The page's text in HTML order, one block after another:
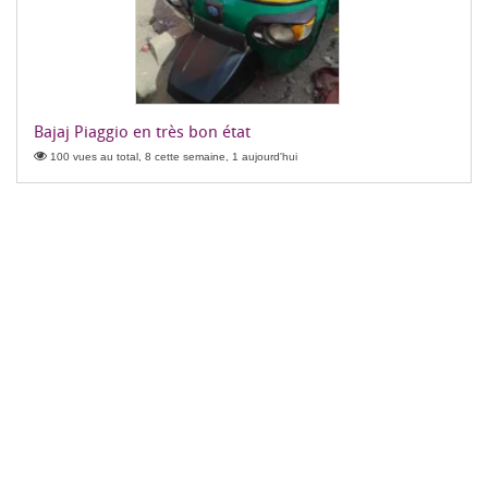
Bajaj Piaggio en très bon état
100 vues au total, 8 cette semaine, 1 aujourd'hui